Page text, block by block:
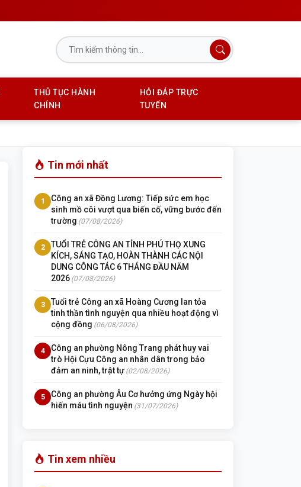
THỦ TỤC HÀNH
CHÍNH
HỎI ĐÁP TRỰC
TUYẾN
Tin mới nhất
1
Công an xã Đồng Lương: Tiếp sức em học
sinh mồ côi vượt qua biến cố, vững bước đến
trường (07/08/2026)
2
TUỔI TRẺ CÔNG AN TỈNH PHÚ THỌ XUNG
KÍCH, SÁNG TẠO, HOÀN THÀNH CÁC NỘI
DUNG CÔNG TÁC 6 THÁNG ĐẦU NĂM
2026 (07/08/2026)
3
Tuổi trẻ Công an xã Hoàng Cương lan tỏa
tinh thần tình nguyện qua nhiều hoạt động vì
cộng đồng (06/08/2026)
4
Công an phường Nông Trang phát huy vai
trò Hội Cựu Công an nhân dân trong bảo
đảm an ninh, trật tự (02/08/2026)
5
Công an phường Âu Cơ hưởng ứng Ngày hội
hiến máu tình nguyện (31/07/2026)
Tin xem nhiều